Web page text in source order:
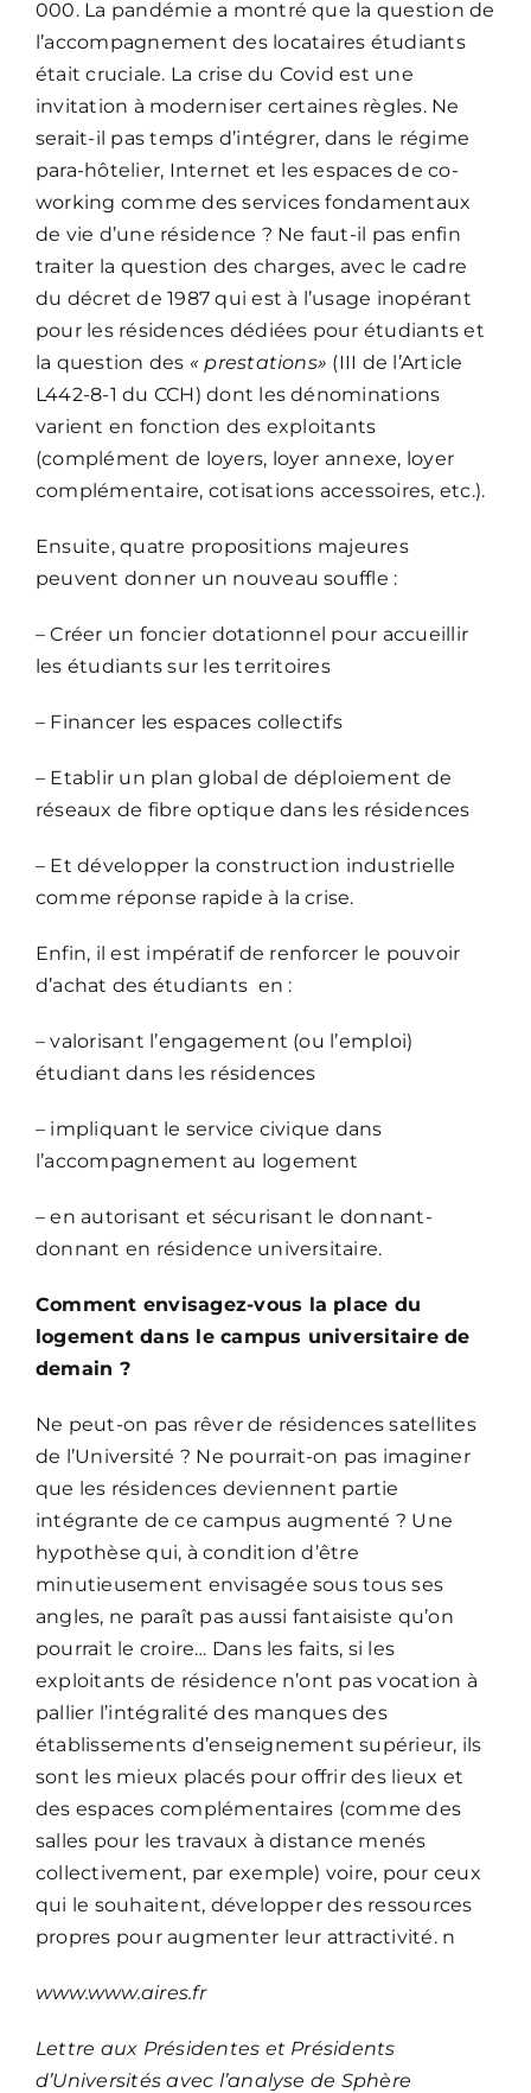
000. La pandémie a montré que la question de
l’accompagnement des locataires étudiants
était cruciale. La crise du Covid est une
invitation à moderniser certaines règles. Ne
serait-il pas temps d’intégrer, dans le régime
para-hôtelier, Internet et les espaces de co-
working comme des services fondamentaux
de vie d’une résidence ? Ne faut-il pas enfin
traiter la question des charges, avec le cadre
du décret de 1987 qui est à l’usage inopérant
pour les résidences dédiées pour étudiants et
la question des « prestations» (III de l’Article
L442-8-1 du CCH) dont les dénominations
varient en fonction des exploitants
(complément de loyers, loyer annexe, loyer
complémentaire, cotisations accessoires, etc.).
Ensuite, quatre propositions majeures
peuvent donner un nouveau souffle :
– Créer un foncier dotationnel pour accueillir
les étudiants sur les territoires
– Financer les espaces collectifs
– Etablir un plan global de déploiement de
réseaux de fibre optique dans les résidences
– Et développer la construction industrielle
comme réponse rapide à la crise.
Enfin, il est impératif de renforcer le pouvoir
d’achat des étudiants en :
– valorisant l’engagement (ou l’emploi)
étudiant dans les résidences
– impliquant le service civique dans
l’accompagnement au logement
– en autorisant et sécurisant le donnant-
donnant en résidence universitaire.
Comment envisagez-vous la place du
logement dans le campus universitaire de
demain ?
Ne peut-on pas rêver de résidences satellites
de l’Université ? Ne pourrait-on pas imaginer
que les résidences deviennent partie
intégrante de ce campus augmenté ? Une
hypothèse qui, à condition d’être
minutieusement envisagée sous tous ses
angles, ne paraît pas aussi fantaisiste qu’on
pourrait le croire… Dans les faits, si les
exploitants de résidence n’ont pas vocation à
pallier l’intégralité des manques des
établissements d’enseignement supérieur, ils
sont les mieux placés pour offrir des lieux et
des espaces complémentaires (comme des
salles pour les travaux à distance menés
collectivement, par exemple) voire, pour ceux
qui le souhaitent, développer des ressources
propres pour augmenter leur attractivité. n
www.www.aires.fr
Lettre aux Présidentes et Présidents
d’Universités avec l’analyse de Sphère